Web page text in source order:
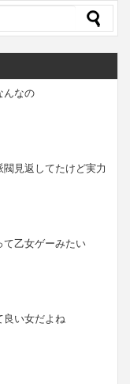
んなの
閥見返してたけど実力
て乙女ゲーみたい
良い女だよね